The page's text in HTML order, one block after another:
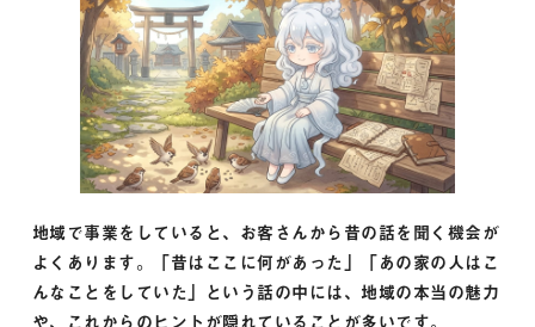
地域で事業をしていると、お客さんから昔の話を聞く機会が
よくあります。「昔はここに何があった」「あの家の人はこ
んなことをしていた」という話の中には、地域の本当の魅力
や、これからのヒントが隠れていることが多いです。